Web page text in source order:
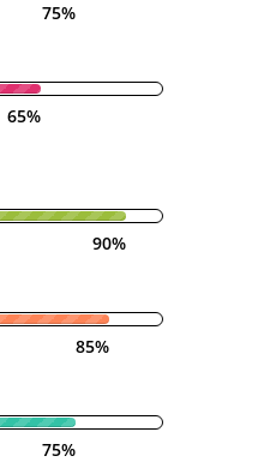
75%
65%
90%
85%
75%